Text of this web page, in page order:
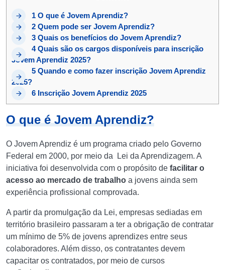
1 O que é Jovem Aprendiz?
2 Quem pode ser Jovem Aprendiz?
3 Quais os benefícios do Jovem Aprendiz?
4Quais são os cargos disponíveis para inscrição
Jovem Aprendiz 2025?
5 Quando e como fazer inscrição Jovem Aprendiz
2025?
6 Inscrição Jovem Aprendiz 2025
O que é Jovem Aprendiz?
O Jovem Aprendiz é um programa criado pelo Governo
Federal em 2000, por meio da Lei da Aprendizagem. A
iniciativa foi desenvolvida com o propósito de facilitar o
acesso ao mercado de trabalho a jovens ainda sem
experiência profissional comprovada.
A partir da promulgação da Lei, empresas sediadas em
território brasileiro passaram a ter a obrigação de contratar
um mínimo de 5% de jovens aprendizes entre seus
colaboradores. Além disso, os contratantes devem
capacitar os contratados, por meio de cursos